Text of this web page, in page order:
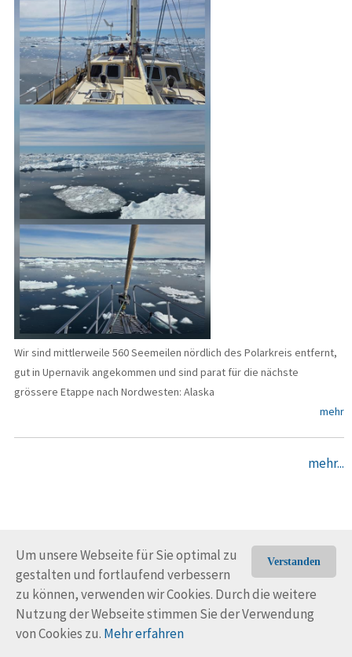
Verstanden
Um unsere Webseite für Sie optimal zu
gestalten und fortlaufend verbessern
zu können, verwenden wir Cookies. Durch die weitere
Nutzung der Webseite stimmen Sie der Verwendung
von Cookies zu. Mehr erfahren
Wir sind mittlerweile 560 Seemeilen nördlich des Polarkreis entfernt,
gut in Upernavik angekommen und sind parat für die nächste
grössere Etappe nach Nordwesten: Alaska
mehr
mehr...
© Trans-Ocean e.V. 2010-2026 Impressum
Nutzungsbedingungen
Rechtliche Hinweise